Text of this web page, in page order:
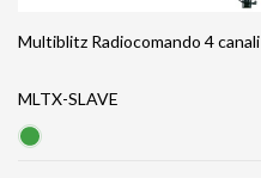
Multiblitz Radiocomando 4 canali
MLTX-SLAVE